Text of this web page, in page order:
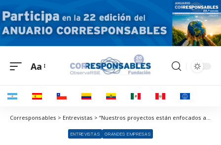
Aa
Corresponsables > Entrevistas > “Nuestros proyectos están enfocados a ofrecer siempre educación de calidad y fomentar valores en los niños y jóvenes”
ENTREVISTAS GRANDES EMPRESAS